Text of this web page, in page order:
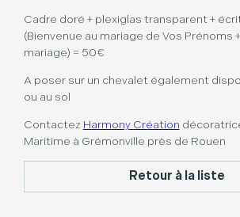
Cadre doré + plexiglas transparent +
(Bienvenue au mariage de Vos Prénoms
mariage) = 50€
A poser sur un chevalet également
ou au sol
Contactez Harmony Création
Maritime à Grémonville près de Rouen
Retour à la liste